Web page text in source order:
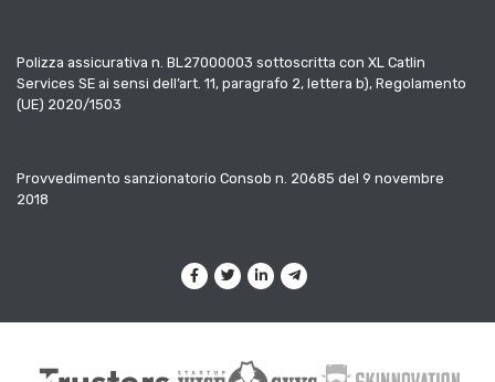
Polizza assicurativa n. BL27000003 sottoscritta con XL Catlin
Services SE ai sensi dell’art. 11, paragrafo 2, lettera b), Regolamento
(UE) 2020/1503
Provvedimento sanzionatorio Consob n. 20685 del 9 novembre
2018